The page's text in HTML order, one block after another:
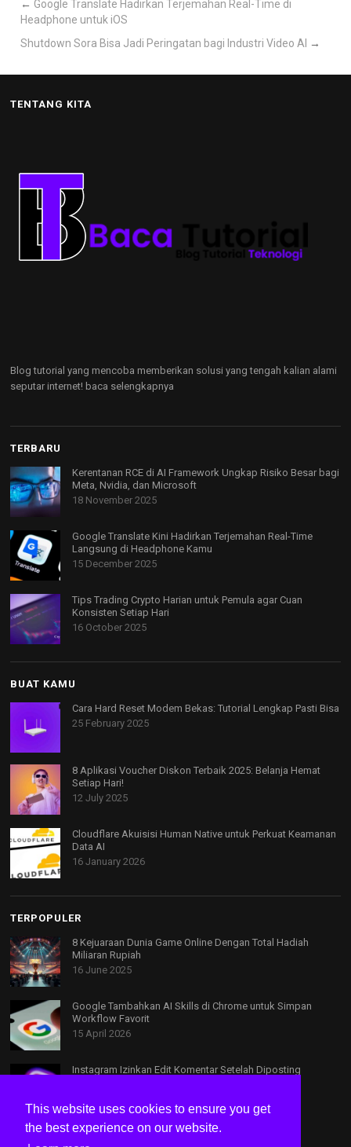
This website uses cookies to ensure you get
the best experience on our website.
← Google Translate Hadirkan Terjemahan Real-Time di
Headphone untuk iOS
Shutdown Sora Bisa Jadi Peringatan bagi Industri Video AI →
TENTANG KITA
Blog tutorial yang mencoba memberikan solusi yang tengah kalian alami
seputar internet! baca selengkapnya
TERBARU
Kerentanan RCE di AI Framework Ungkap Risiko Besar bagi
Meta, Nvidia, dan Microsoft
18 November 2025
Google Translate Kini Hadirkan Terjemahan Real-Time
Langsung di Headphone Kamu
15 December 2025
Tips Trading Crypto Harian untuk Pemula agar Cuan
Konsisten Setiap Hari
16 October 2025
BUAT KAMU
Cara Hard Reset Modem Bekas: Tutorial Lengkap Pasti Bisa
25 February 2025
8 Aplikasi Voucher Diskon Terbaik 2025: Belanja Hemat
Setiap Hari!
12 July 2025
Cloudflare Akuisisi Human Native untuk Perkuat Keamanan
Data AI
16 January 2026
TERPOPULER
8 Kejuaraan Dunia Game Online Dengan Total Hadiah
Miliaran Rupiah
16 June 2025
Google Tambahkan AI Skills di Chrome untuk Simpan
Workflow Favorit
15 April 2026
Instagram Izinkan Edit Komentar Setelah Diposting